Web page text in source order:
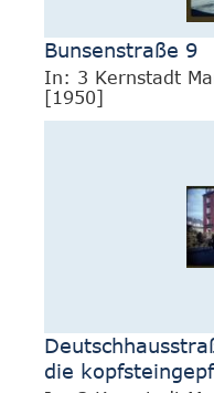
Bunsenstraße 9
In: 3 Kernstadt
[1950]
die